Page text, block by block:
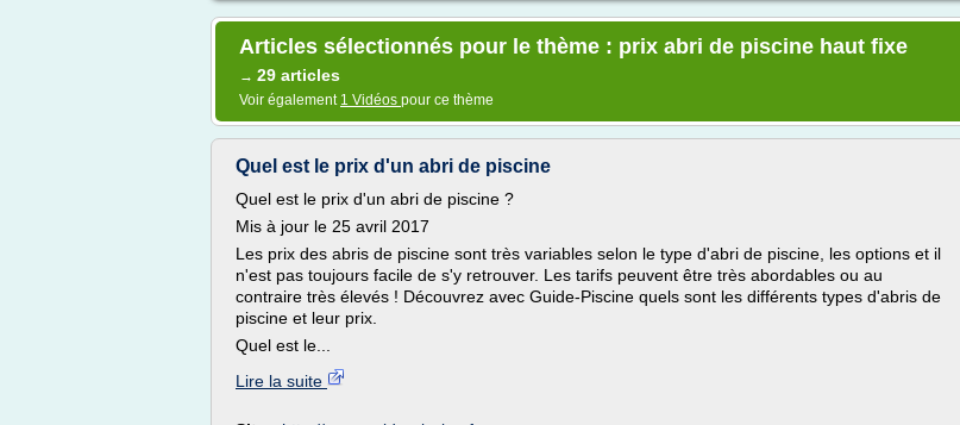
Articles sélectionnés pour le thème : prix abri de piscine haut fixe
→ 29 articles
Voir également 1 Vidéos pour ce thème
Quel est le prix d'un abri de piscine
Quel est le prix d'un abri de piscine ?
Mis à jour le 25 avril 2017
Les prix des abris de piscine sont très variables selon le type d'abri de piscine, les options et il
n'est pas toujours facile de s'y retrouver. Les tarifs peuvent être très abordables ou au
contraire très élevés ! Découvrez avec Guide-Piscine quels sont les différents types d'abris de
piscine et leur prix.
Quel est le...
Lire la suite